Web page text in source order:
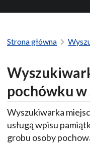
Strona główna
pochówku w
Wyszukiwarka
usługą wpisu
grobu osoby